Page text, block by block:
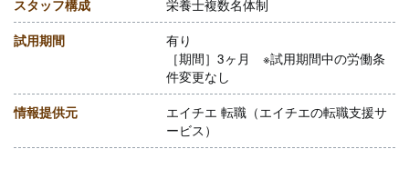
スタッフ構成 栄養士複数名体制
試用期間
有り
［期間］3ヶ月 ※試用期間中の労働条
件変更なし
情報提供元
エイチエ 転職（エイチエの転職支援サ
ービス）